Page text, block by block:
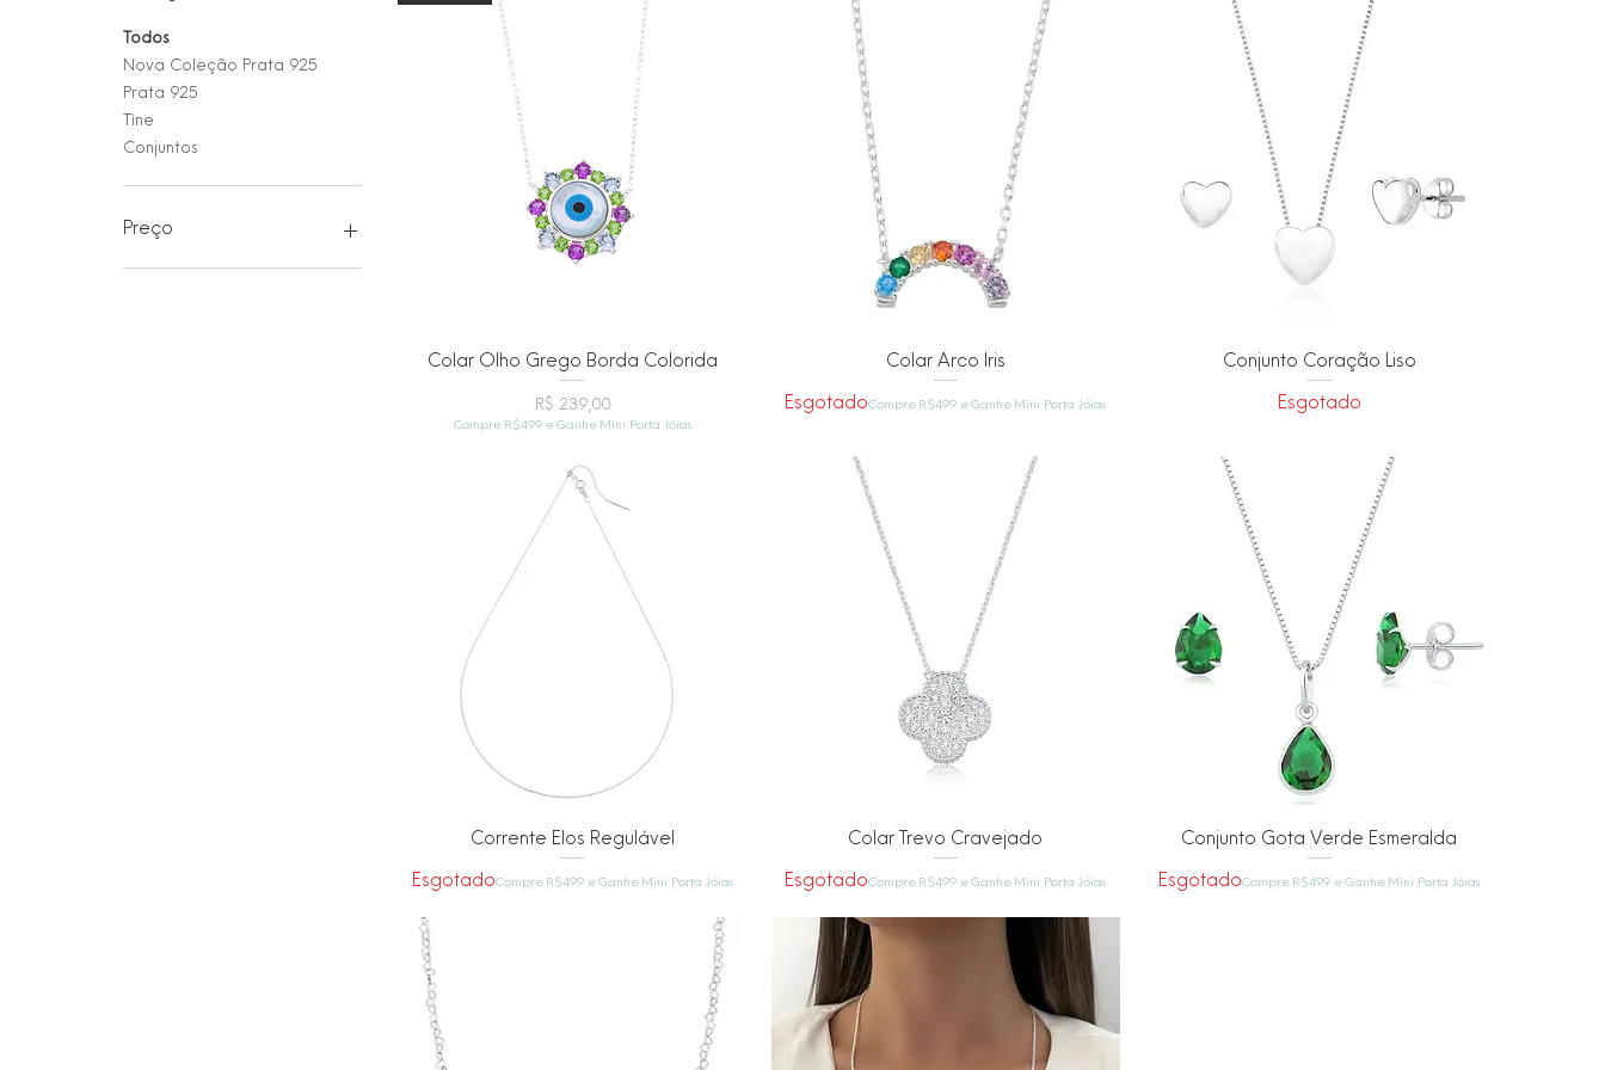
Todos
Nova Coleção Prata 925
Prata 925
Tìne
Conjuntos
Preço
Visualização rápida
Colar Olho Grego Borda Colorida
Preço
R$ 239,00
Compre R$499 e Ganhe Mini Porta Jóias
Visualização rápida
Colar Arco Iris
EsgotadoCompre R$499 e Ganhe Mini Porta Jóias
Visualização rápida
Conjunto Coração Liso
Esgotado
Visualização rápida
Corrente Elos Regulável
EsgotadoCompre R$499 e Ganhe Mini Porta Jóias
Visualização rápida
Colar Trevo Cravejado
EsgotadoCompre R$499 e Ganhe Mini Porta Jóias
Visualização rápida
Conjunto Gota Verde Esmeralda
EsgotadoCompre R$499 e Ganhe Mini Porta Jóias